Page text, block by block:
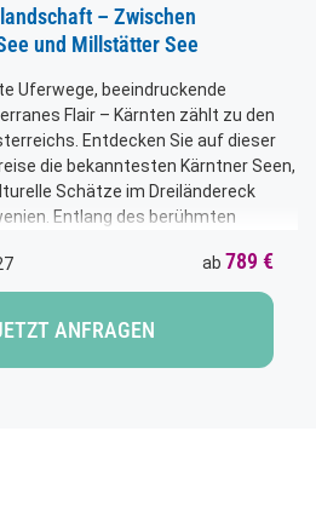
– Zwischen
und Millstätter See
Uferwege, beeindruckende
Flair – Kärnten zählt zu den
Entdecken Sie auf dieser
die bekanntesten Kärntner Seen,
Schätze im Dreiländereck
Entlang des berühmten
Rosental und vorbei an
Kärnten von seiner schönsten
herrliche Ausblicke und
Reise zu einem besonderen
ab 789 €
ANFRAGEN